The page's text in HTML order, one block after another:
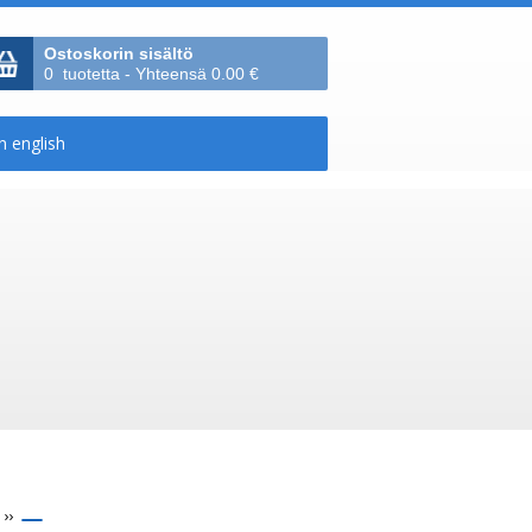
Ostoskorin sisältö
0 tuotetta - Yhteensä 0.00 €